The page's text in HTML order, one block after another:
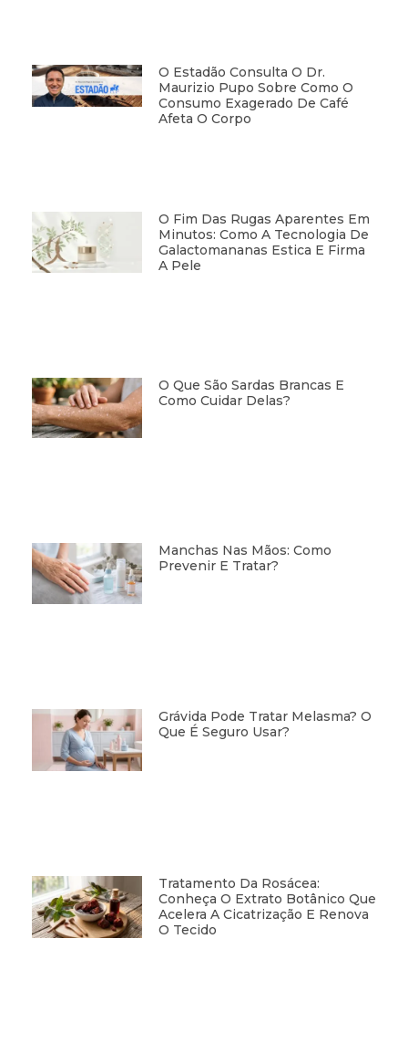
O Estadão Consulta O Dr.
Maurizio Pupo Sobre Como O
Consumo Exagerado De Café
Afeta O Corpo
O Fim Das Rugas Aparentes Em
Minutos: Como A Tecnologia De
Galactomananas Estica E Firma
A Pele
O Que São Sardas Brancas E
Como Cuidar Delas?
Manchas Nas Mãos: Como
Prevenir E Tratar?
Grávida Pode Tratar Melasma? O
Que É Seguro Usar?
Tratamento Da Rosácea:
Conheça O Extrato Botânico Que
Acelera A Cicatrização E Renova
O Tecido